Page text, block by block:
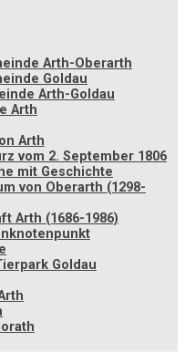
Arth-Oberarth
Goldau
Arth-Goldau
Arth
Arth
vom 2. September 1806
mit Geschichte
von Oberarth (1298-
Arth (1686-1986)
Goldau